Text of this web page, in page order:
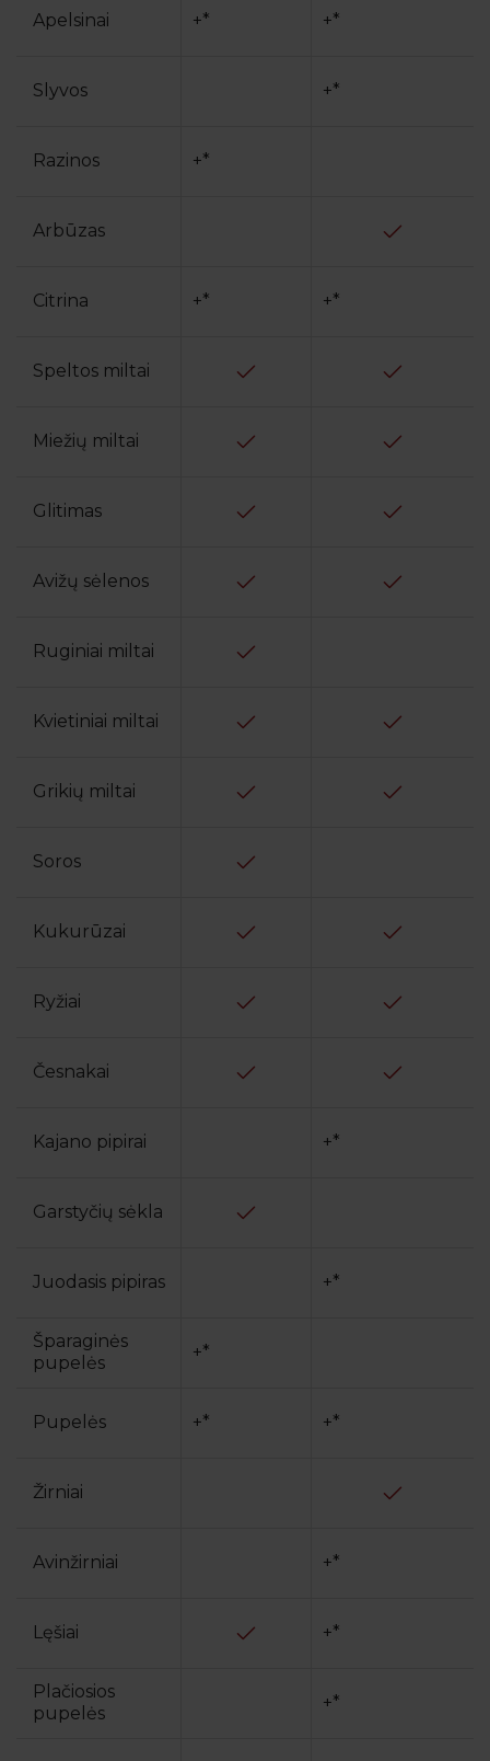
Apelsinai +* +*
Slyvos +*
Razinos +*
Arbūzas
Citrina +* +*
Speltos miltai
Miežių miltai
Glitimas
Avižų sėlenos
Ruginiai miltai
Kvietiniai miltai
Grikių miltai
Soros
Kukurūzai
Ryžiai
Česnakai
Kajano pipirai +*
Garstyčių sėkla
Juodasis pipiras +*
Šparaginės
pupelės
+*
Pupelės +* +*
Žirniai
Avinžirniai +*
Lęšiai +*
Plačiosios
pupelės
+*